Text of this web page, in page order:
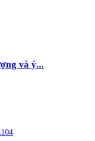
và ý...